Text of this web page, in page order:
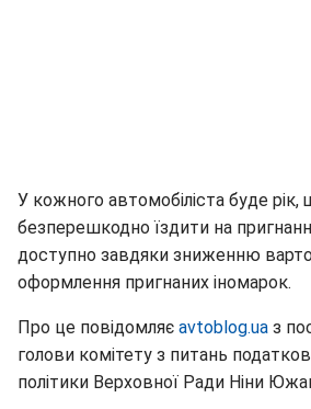
У кожного автомобіліста буде рік,
безперешкодно їздити на
доступно завдяки зниженню
оформлення пригнаних іномарок.
Про це повідомляє avtoblog.ua з
голови комітету з питань
політики Верховної Ради Ніни